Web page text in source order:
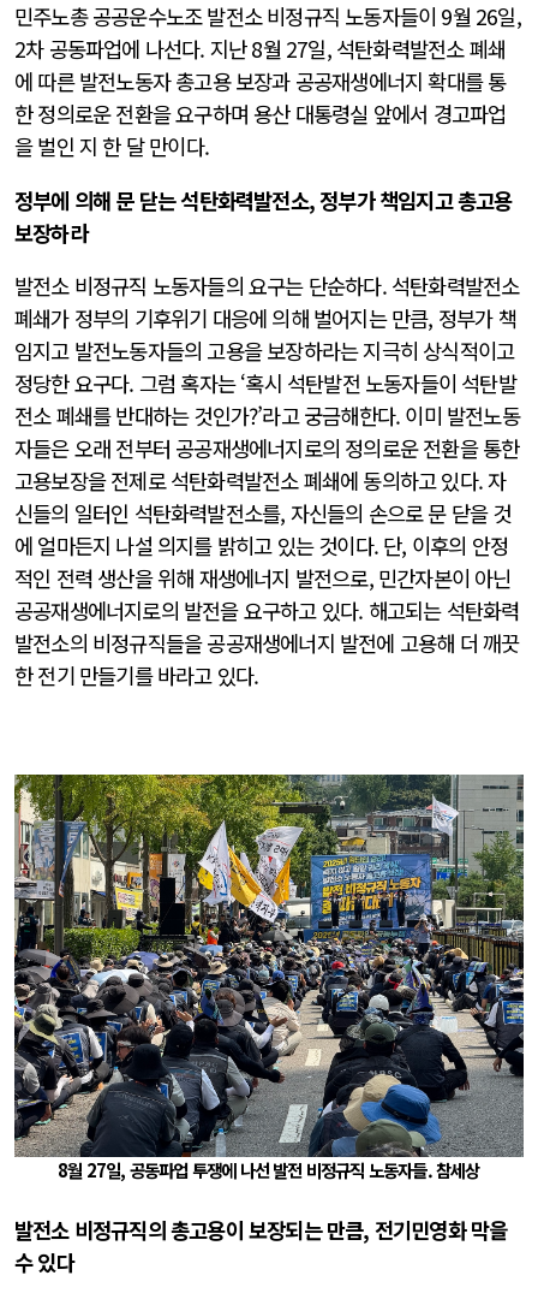
민주노총 공공운수노조 발전소 비정규직 노동자들이 9월 26일,
2차 공동파업에 나선다. 지난 8월 27일, 석탄화력발전소 폐쇄
에 따른 발전노동자 총고용 보장과 공공재생에너지 확대를 통
한 정의로운 전환을 요구하며 용산 대통령실 앞에서 경고파업
을 벌인 지 한 달 만이다.
정부에 의해 문 닫는 석탄화력발전소, 정부가 책임지고 총고용
보장하라
발전소 비정규직 노동자들의 요구는 단순하다. 석탄화력발전소
폐쇄가 정부의 기후위기 대응에 의해 벌어지는 만큼, 정부가 책
임지고 발전노동자들의 고용을 보장하라는 지극히 상식적이고
정당한 요구다. 그럼 혹자는 ‘혹시 석탄발전 노동자들이 석탄발
전소 폐쇄를 반대하는 것인가?’라고 궁금해한다. 이미 발전노동
자들은 오래 전부터 공공재생에너지로의 정의로운 전환을 통한
고용보장을 전제로 석탄화력발전소 폐쇄에 동의하고 있다. 자
신들의 일터인 석탄화력발전소를, 자신들의 손으로 문 닫을 것
에 얼마든지 나설 의지를 밝히고 있는 것이다. 단, 이후의 안정
적인 전력 생산을 위해 재생에너지 발전으로, 민간자본이 아닌
공공재생에너지로의 발전을 요구하고 있다. 해고되는 석탄화력
발전소의 비정규직들을 공공재생에너지 발전에 고용해 더 깨끗
한 전기 만들기를 바라고 있다.
8월 27일, 공동파업 투쟁에 나선 발전 비정규직 노동자들. 참세상
발전소 비정규직의 총고용이 보장되는 만큼, 전기민영화 막을
수 있다